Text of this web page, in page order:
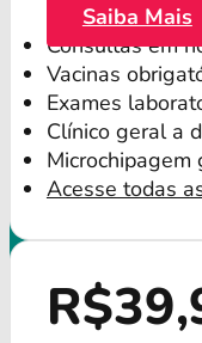
Saiba Mais
Consultas em
Vacinas
Exames
Clínico geral a
Microchipagem
Acesse todas